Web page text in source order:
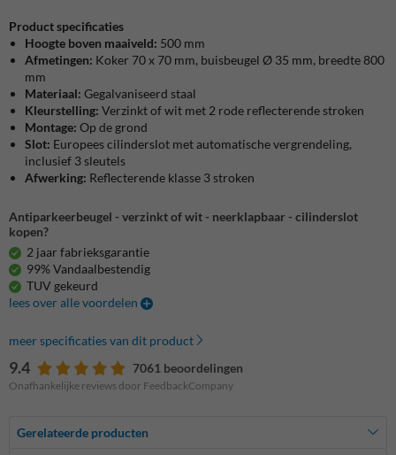
Product specificaties
Hoogte boven maaiveld: 500 mm
Afmetingen: Koker 70 x 70 mm, buisbeugel Ø 35 mm, breedte 800
mm
Materiaal: Gegalvaniseerd staal
Kleurstelling: Verzinkt of wit met 2 rode reflecterende stroken
Montage: Op de grond
Slot: Europees cilinderslot met automatische vergrendeling,
inclusief 3 sleutels
Afwerking: Reflecterende klasse 3 stroken
Antiparkeerbeugel - verzinkt of wit - neerklapbaar - cilinderslot
kopen?
2 jaar fabrieksgarantie
99% Vandaalbestendig
TUV gekeurd
lees over alle voordelen
meer specificaties van dit product
9.4 7061 beoordelingen
Onafhankelijke reviews door FeedbackCompany
Gerelateerde producten